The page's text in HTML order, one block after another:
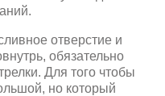
отверстие и
обязательно
Для того чтобы
но который